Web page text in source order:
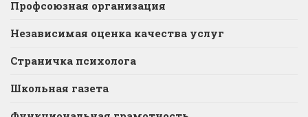
Профсоюзная организация
Независимая оценка качества услуг
Страничка психолога
Школьная газета